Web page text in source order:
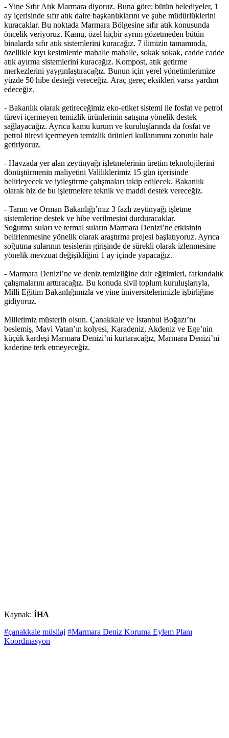
- Yine Sıfır Atık Marmara diyoruz. Buna göre; bütün belediyeler, 1
ay içerisinde sıfır atık daire başkanlıklarını ve şube müdürlüklerini
kuracaklar. Bu noktada Marmara Bölgesine sıfır atık konusunda
öncelik veriyoruz. Kamu, özel hiçbir ayrım gözetmeden bütün
binalarda sıfır atık sistemlerini kuracağız. 7 ilimizin tamamında,
özellikle kıyı kesimlerde mahalle mahalle, sokak sokak, cadde cadde
atık ayırma sistemlerini kuracağız. Kompost, atık getirme
merkezlerini yaygınlaştıracağız. Bunun için yerel yönetimlerimize
yüzde 50 hibe desteği vereceğiz. Araç gereç eksikleri varsa yardım
edeceğiz.
- Bakanlık olarak getireceğimiz eko-etiket sistemi ile fosfat ve petrol
türevi içermeyen temizlik ürünlerinin satışına yönelik destek
sağlayacağız. Ayrıca kamu kurum ve kuruluşlarında da fosfat ve
petrol türevi içermeyen temizlik ürünleri kullanımını zorunlu hale
getiriyoruz.
- Havzada yer alan zeytinyağı işletmelerinin üretim teknolojilerini
dönüştürmenin maliyetini Valiliklerimiz 15 gün içerisinde
belirleyecek ve iyileştirme çalışmaları takip edilecek. Bakanlık
olarak biz de bu işletmelere teknik ve maddi destek vereceğiz.
- Tarım ve Orman Bakanlığı’mız 3 fazlı zeytinyağı işletme
sistemlerine destek ve hibe verilmesini durduracaklar.
Soğutma suları ve termal suların Marmara Denizi’ne etkisinin
belirlenmesine yönelik olarak araştırma projesi başlatıyoruz. Ayrıca
soğutma sularının tesislerin girişinde de sürekli olarak izlenmesine
yönelik mevzuat değişikliğini 1 ay içinde yapacağız.
- Marmara Denizi’ne ve deniz temizliğine dair eğitimleri, farkındalık
çalışmalarını arttıracağız. Bu konuda sivil toplum kuruluşlarıyla,
Milli Eğitim Bakanlığımızla ve yine üniversitelerimizle işbirliğine
gidiyoruz.
Milletimiz müsterih olsun. Çanakkale ve İstanbul Boğazı’nı
beslemiş, Mavi Vatan’ın kolyesi, Karadeniz, Akdeniz ve Ege’nin
küçük kardeşi Marmara Denizi’ni kurtaracağız, Marmara Denizi’ni
kaderine terk etmeyeceğiz.
Kaynak: İHA
#çanakkale müsilaj #Marmara Deniz Koruma Eylem Planı
Koordinasyon